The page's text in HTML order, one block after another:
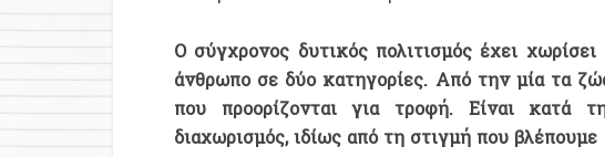
Ο σύγχρονος δυτικός πολιτισμός έχει
άνθρωπο σε δύο κατηγορίες. Από την μία τα
που προορίζονται για τροφή. Είναι κατά
διαχωρισμός, ιδίως από τη στιγμή που